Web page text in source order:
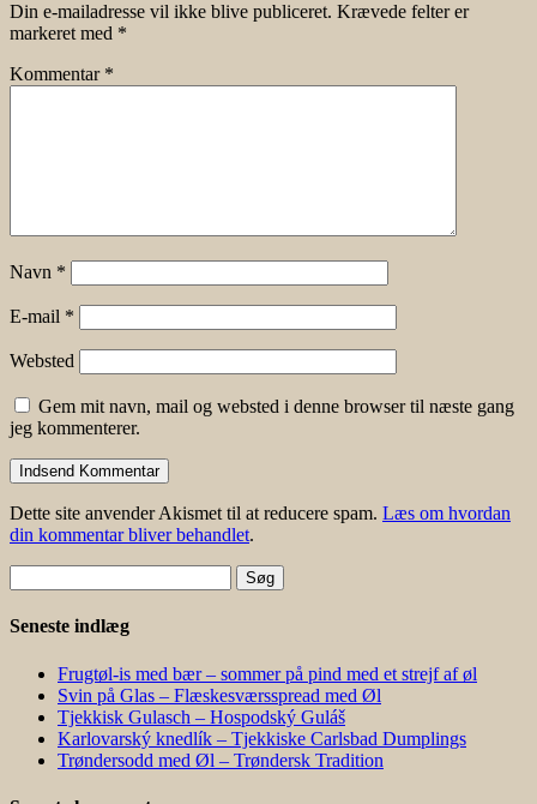
Din e-mailadresse vil ikke blive publiceret. Krævede felter er
markeret med *
Kommentar *
Navn *
E-mail *
Websted
Gem mit navn, mail og websted i denne browser til næste gang
jeg kommenterer.
Dette site anvender Akismet til at reducere spam. Læs om hvordan
din kommentar bliver behandlet.
efter:
Seneste indlæg
Frugtøl-is med bær – sommer på pind med et strejf af øl
Svin på Glas – Flæskesværsspread med Øl
Tjekkisk Gulasch – Hospodský Guláš
Karlovarský knedlík – Tjekkiske Carlsbad Dumplings
Trøndersodd med Øl – Trøndersk Tradition